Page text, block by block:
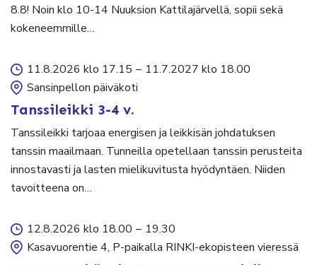
8.8! Noin klo 10-14 Nuuksion Kattilajärvellä, sopii sekä
kokeneemmille…
11.8.2026 klo 17.15 – 11.7.2027 klo 18.00
Sansinpellon päiväkoti
Tanssileikki 3-4 v.
Tanssileikki tarjoaa energisen ja leikkisän johdatuksen
tanssin maailmaan. Tunneilla opetellaan tanssin perusteita
innostavasti ja lasten mielikuvitusta hyödyntäen. Niiden
tavoitteena on…
12.8.2026 klo 18.00 – 19.30
Kasavuorentie 4, P-paikalla RINKI-ekopisteen vieressä